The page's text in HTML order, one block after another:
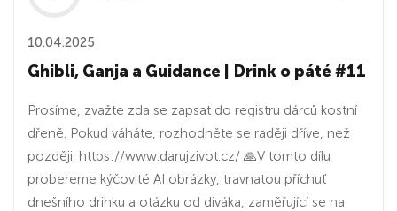
10.04.2025
Ghibli, Ganja a Guidance | Drink o páté #11
Prosíme, zvažte zda se zapsat do registru dárců kostní
dřeně. Pokud váháte, rozhodněte se raději dříve, než
později. https://www.darujzivot.cz/ 🙏V tomto dílu
probereme kýčovité AI obrázky, travnatou příchuť
dnešního drinku a otázku od diváka, zaměřující se na